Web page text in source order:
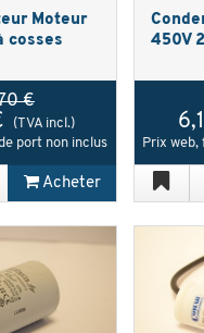
Moteur
cosses
€
(TVA incl.)
port non inclus
Acheter
450V
Prix web,